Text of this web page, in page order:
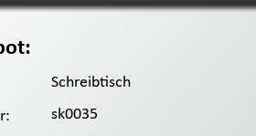
Schreibtisch
sk0035